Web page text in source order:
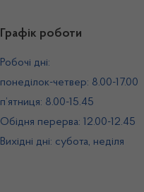
Графік роботи
Робочі дні:
понеділок-четвер: 8.00-17.00
п’ятниця: 8.00-15.45
Обідня перерва: 12.00-12.45
Вихідні дні: субота, неділя